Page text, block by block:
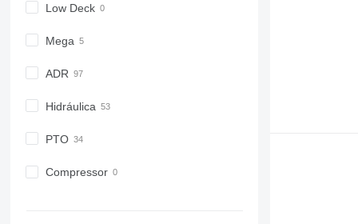
Low Deck
Mega
ADR
Hidráulica
PTO
Compressor